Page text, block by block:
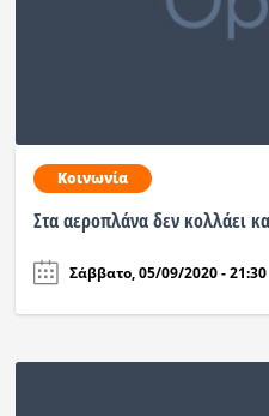
Κοινωνία
Στα αεροπλάνα δεν κολλάει
Σάββατο, 05/09/2020 - 21:30